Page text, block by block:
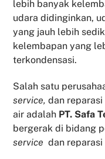
lebih banyak
udara didinginkan,
yang jauh lebih
kelembapan yang
terkondensasi.
Salah satu
service, dan
air adalah PT. Safa
bergerak di bidang
service dan